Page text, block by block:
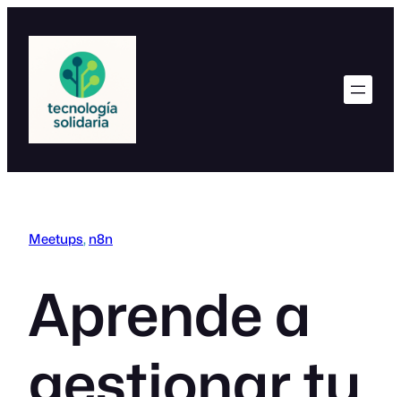
contenido
Meetups, n8n
Aprende a